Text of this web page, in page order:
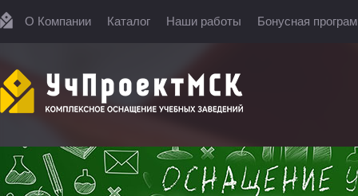
О Компании Каталог Наши работы Бонусная